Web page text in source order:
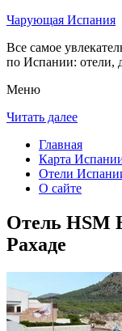
Чарующая Испания
Все самое
по Испании: отели,
Меню
Читать далее
Главная
Карта
Отели
О сайте
Отель HSM
Рахаде